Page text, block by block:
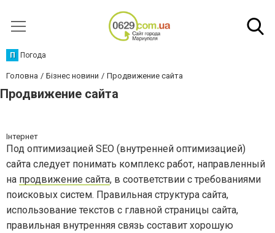
П Погода
Головна Бізнес новини Продвижение сайта
Продвижение сайта
Інтернет
Под оптимизацией SEO (внутренней оптимизацией)
сайта следует понимать комплекс работ, направленный
на продвижение сайта, в соответствии с требованиями
поисковых систем. Правильная структура сайта,
использование текстов с главной страницы сайта,
правильная внутренняя связь составит хорошую